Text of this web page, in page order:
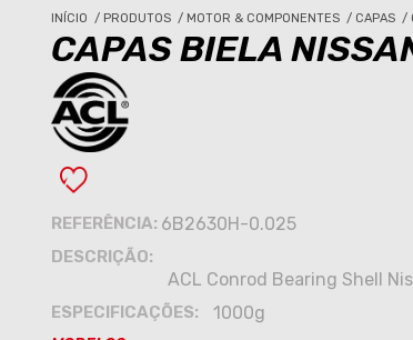
INÍCIO / PRODUTOS / MOTOR & COMPONENTES / CAPAS /
CAPAS BIELA
REFERÊNCIA: 6B2630H-0.025
DESCRIÇÃO:
ACL Conrod Bearing Shell
ESPECIFICAÇÕES: 1000g